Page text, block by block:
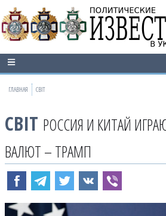
ГЛАВНАЯ СВІТ
СВІТ РОССИЯ И КИТАЙ
ВАЛЮТ – ТРАМП